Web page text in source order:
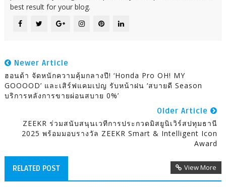
best result for your blog.
Newer Article
ฮอนด้า จัดหนักความคุ้มกลางปี! ‘Honda Pro OH! MY
GOOOOD’ และเสิร์ฟแคมเปญ รับหน้าฝน ‘สบายดี Season
บริการหลังการขายผ่อนสบาย 0%’
Older Article
ZEEKR ร่วมสนับสนุนเวทีการประกวดมิสยูนิเวิร์สปทุมธานี
2025 พร้อมมอบรางวัล ZEEKR Smart & Intelligent Icon
Award
RELATED POST View More